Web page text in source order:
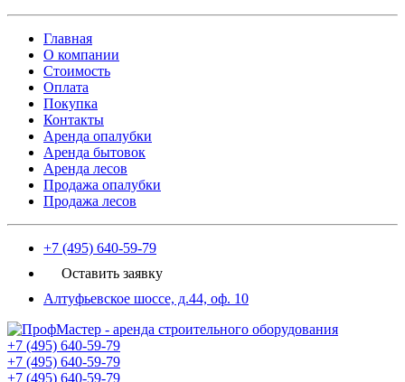
Главная
О компании
Стоимость
Оплата
Покупка
Контакты
Аренда опалубки
Аренда бытовок
Аренда лесов
Продажа опалубки
Продажа лесов
+7 (495) 640-59-79
Оставить заявку
Алтуфьевское шоссе, д.44, оф. 10
+7 (495) 640-59-79
+7 (495) 640-59-79
+7 (495) 640-59-79